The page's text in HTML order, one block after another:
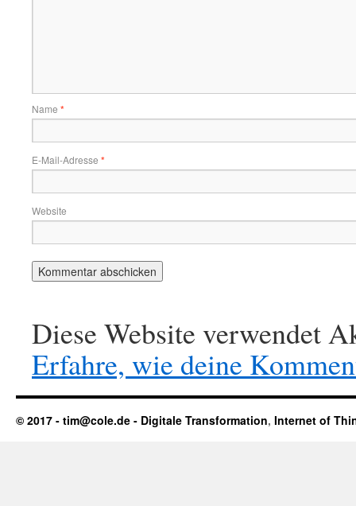
Name *
E-Mail-Adresse *
Website
Diese Website verwendet
Erfahre, wie deine
© 2017 - tim@cole.de - Digitale Transformation, Internet of